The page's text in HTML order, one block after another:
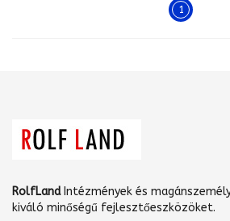
1
RolfLandIntézmények és
kiváló minőségű fejlesztőeszközöket.